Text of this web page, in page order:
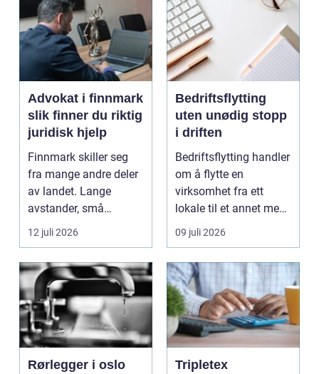
Advokat i finnmark
slik finner du riktig
juridisk hjelp
Finnmark skiller seg
fra mange andre deler
av landet. Lange
avstander, små
lokalsamfunn, sterk
tilkn...
12 juli 2026
Bedriftsflytting
uten unødig stopp
i driften
Bedriftsflytting handler
om å flytte en
virksomhet fra ett
lokale til et annet med
minst mulig...
09 juli 2026
Rørlegger i oslo
Tripletex